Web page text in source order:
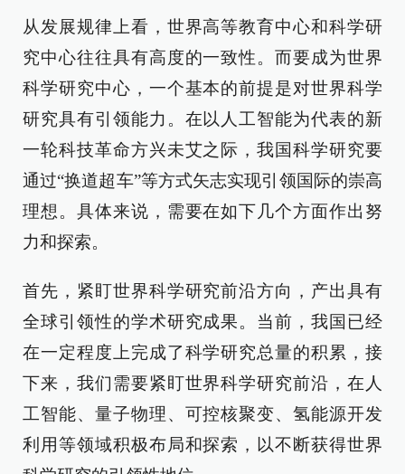
从发展规律上看，世界高等教育中心和科学研
究中心往往具有高度的一致性。而要成为世界
科学研究中心，一个基本的前提是对世界科学
研究具有引领能力。在以人工智能为代表的新
一轮科技革命方兴未艾之际，我国科学研究要
通过“换道超车”等方式矢志实现引领国际的崇高
理想。具体来说，需要在如下几个方面作出努
力和探索。
首先，紧盯世界科学研究前沿方向，产出具有
全球引领性的学术研究成果。当前，我国已经
在一定程度上完成了科学研究总量的积累，接
下来，我们需要紧盯世界科学研究前沿，在人
工智能、量子物理、可控核聚变、氢能源开发
利用等领域积极布局和探索，以不断获得世界